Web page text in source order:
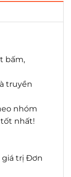
bấm,
truyền
nhóm
tốt nhất!
giá trị Đơn